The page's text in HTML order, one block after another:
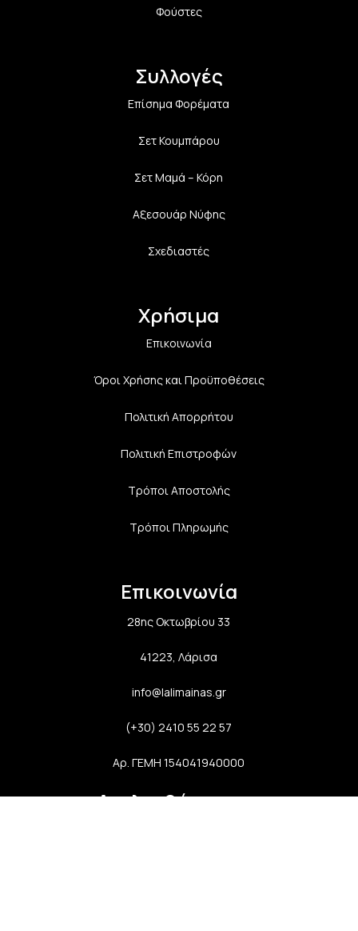
Φούστες
Συλλογές
Επίσημα Φορέματα
Σετ Κουμπάρου
Σετ Μαμά – Κόρη
Αξεσουάρ Νύφης
Σχεδιαστές
Χρήσιμα
Επικοινωνία
Όροι Χρήσης και Προϋποθέσεις
Πολιτική Aπορρήτου
Πολιτική Επιστροφών
Τρόποι Αποστολής
Τρόποι Πληρωμής
Επικοινωνία
28ης Οκτωβρίου 33
41223, Λάρισα
info@lalimainas.gr
(+30) 2410 55 22 57
Αρ. ΓΕΜΗ 154041940000
Ακολουθήστε μας